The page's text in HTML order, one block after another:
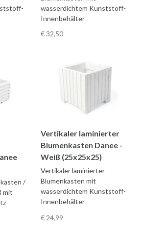
wasserdichtem Kunststoff-
Innenbehälter
€ 32,50
/
mit
Vertikaler laminierter
Blumenkasten Danee -
Weiß (25x25x25)
Vertikaler laminierter
Blumenkasten mit
wasserdichtem Kunststoff-
Innenbehälter
€ 24,99